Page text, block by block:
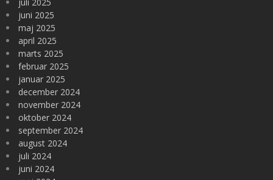
juni 2025
maj 2025
april 2025
marts 2025
februar 2025
januar 2025
december 2024
november 2024
oktober 2024
september 2024
august 2024
juli 2024
juni 2024